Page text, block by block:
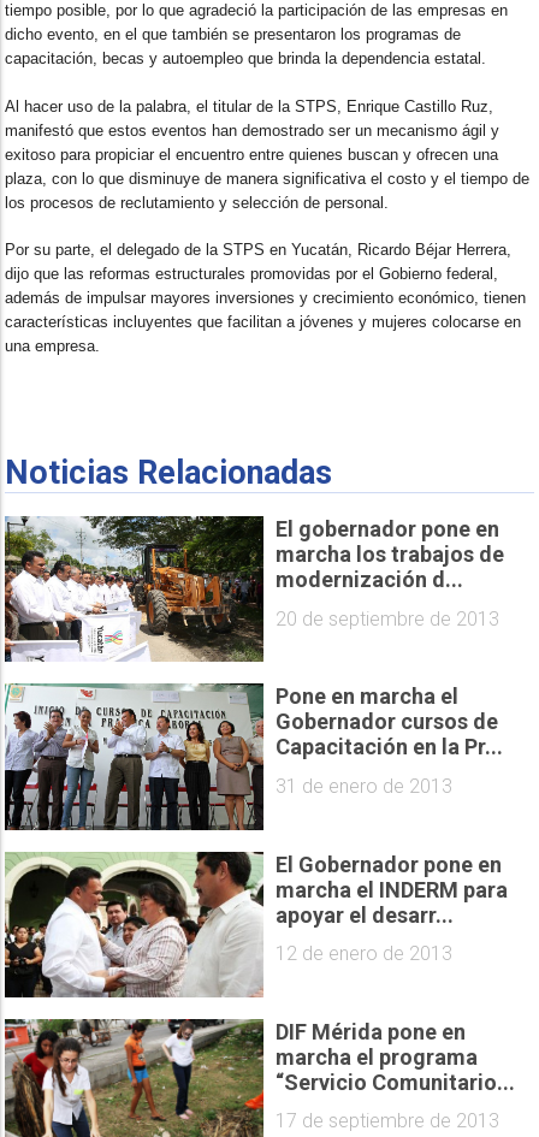
tiempo posible, por lo que agradeció la participación de las empresas en
dicho evento, en el que también se presentaron los programas de
capacitación, becas y autoempleo que brinda la dependencia estatal.
Al hacer uso de la palabra, el titular de la STPS, Enrique Castillo Ruz,
manifestó que estos eventos han demostrado ser un mecanismo ágil y
exitoso para propiciar el encuentro entre quienes buscan y ofrecen una
plaza, con lo que disminuye de manera significativa el costo y el tiempo de
los procesos de reclutamiento y selección de personal.
Por su parte, el delegado de la STPS en Yucatán, Ricardo Béjar Herrera,
dijo que las reformas estructurales promovidas por el Gobierno federal,
además de impulsar mayores inversiones y crecimiento económico, tienen
características incluyentes que facilitan a jóvenes y mujeres colocarse en
una empresa.
Noticias Relacionadas
El gobernador pone en
marcha los trabajos de
modernización d...
20 de septiembre de 2013
Pone en marcha el
Gobernador cursos de
Capacitación en la Pr...
31 de enero de 2013
El Gobernador pone en
marcha el INDERM para
apoyar el desarr...
12 de enero de 2013
DIF Mérida pone en
marcha el programa
“Servicio Comunitario...
17 de septiembre de 2013